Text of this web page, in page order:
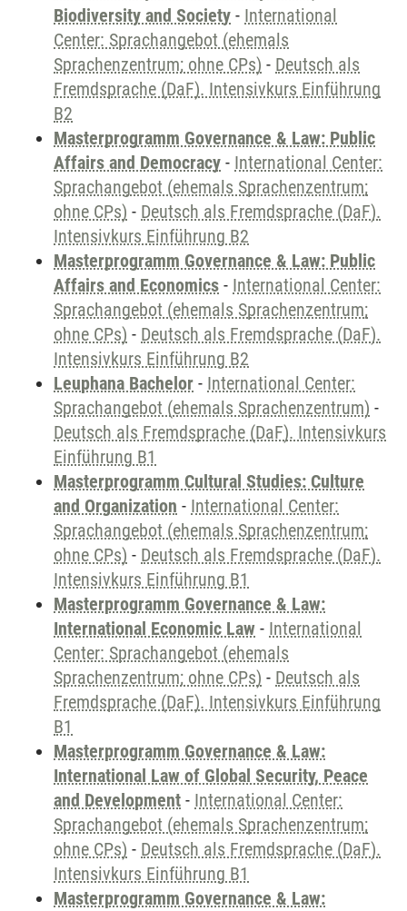
Biodiversity and Society - International
Center: Sprachangebot (ehemals
Sprachenzentrum; ohne CPs) - Deutsch als
Fremdsprache (DaF). Intensivkurs Einführung
B2
Masterprogramm Governance & Law: Public
Affairs and Democracy - International Center:
Sprachangebot (ehemals Sprachenzentrum;
ohne CPs) - Deutsch als Fremdsprache (DaF).
Intensivkurs Einführung B2
Masterprogramm Governance & Law: Public
Affairs and Economics - International Center:
Sprachangebot (ehemals Sprachenzentrum;
ohne CPs) - Deutsch als Fremdsprache (DaF).
Intensivkurs Einführung B2
Leuphana Bachelor - International Center:
Sprachangebot (ehemals Sprachenzentrum) -
Deutsch als Fremdsprache (DaF). Intensivkurs
Einführung B1
Masterprogramm Cultural Studies: Culture
and Organization - International Center:
Sprachangebot (ehemals Sprachenzentrum;
ohne CPs) - Deutsch als Fremdsprache (DaF).
Intensivkurs Einführung B1
Masterprogramm Governance & Law:
International Economic Law - International
Center: Sprachangebot (ehemals
Sprachenzentrum; ohne CPs) - Deutsch als
Fremdsprache (DaF). Intensivkurs Einführung
B1
Masterprogramm Governance & Law:
International Law of Global Security, Peace
and Development - International Center:
Sprachangebot (ehemals Sprachenzentrum;
ohne CPs) - Deutsch als Fremdsprache (DaF).
Intensivkurs Einführung B1
Masterprogramm Governance & Law: